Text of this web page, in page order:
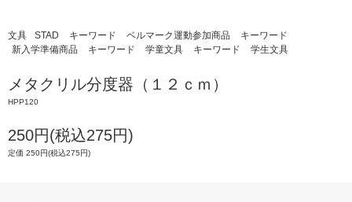
文具 STAD キーワード ベルマーク運動参加商品
キーワード
新入学準備商品
キーワード 学童文具 キーワード 学生文具
メタクリル分度器（１２ｃｍ）
HPP120
250円(税込275円)
定価 250円(税込275円)